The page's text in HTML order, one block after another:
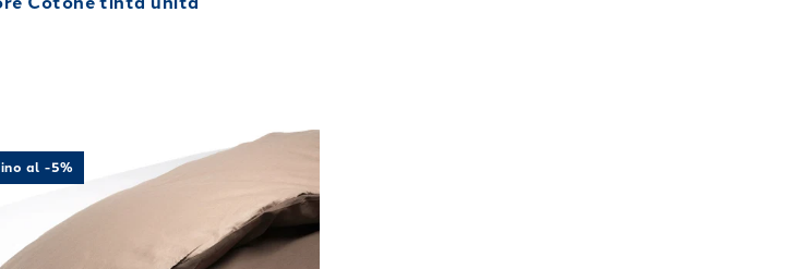
Cotone tinta unita
al -5%